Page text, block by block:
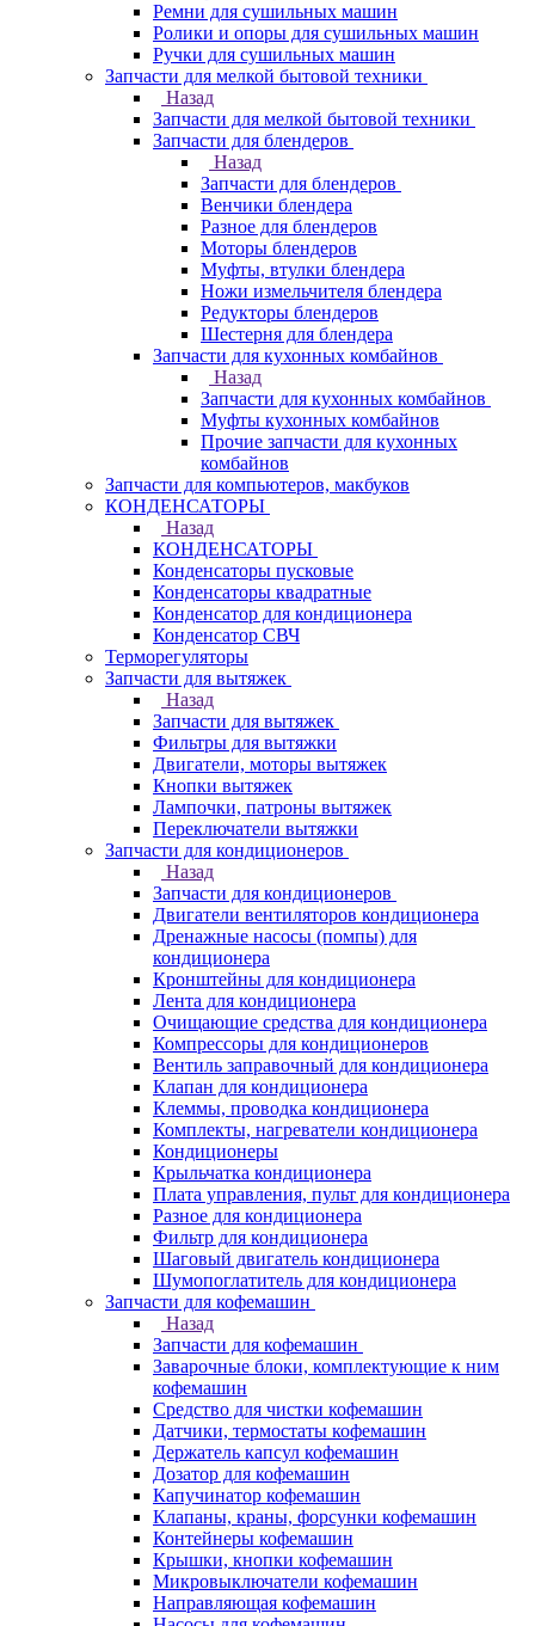
Ремни для сушильных машин
Ролики и опоры для сушильных машин
Ручки для сушильных машин
Запчасти для мелкой бытовой техники
Назад
Запчасти для мелкой бытовой техники
Запчасти для блендеров
Назад
Запчасти для блендеров
Венчики блендера
Разное для блендеров
Моторы блендеров
Муфты, втулки блендера
Ножи измельчителя блендера
Редукторы блендеров
Шестерня для блендера
Запчасти для кухонных комбайнов
Назад
Запчасти для кухонных комбайнов
Муфты кухонных комбайнов
Прочие запчасти для кухонных
комбайнов
Запчасти для компьютеров, макбуков
КОНДЕНСАТОРЫ
Назад
КОНДЕНСАТОРЫ
Конденсаторы пусковые
Конденсаторы квадратные
Конденсатор для кондиционера
Конденсатор СВЧ
Терморегуляторы
Запчасти для вытяжек
Назад
Запчасти для вытяжек
Фильтры для вытяжки
Двигатели, моторы вытяжек
Кнопки вытяжек
Лампочки, патроны вытяжек
Переключатели вытяжки
Запчасти для кондиционеров
Назад
Запчасти для кондиционеров
Двигатели вентиляторов кондиционера
Дренажные насосы (помпы) для
кондиционера
Кронштейны для кондиционера
Лента для кондиционера
Очищающие средства для кондиционера
Компрессоры для кондиционеров
Вентиль заправочный для кондиционера
Клапан для кондиционера
Клеммы, проводка кондиционера
Комплекты, нагреватели кондиционера
Кондиционеры
Крыльчатка кондиционера
Плата управления, пульт для кондиционера
Разное для кондиционера
Фильтр для кондиционера
Шаговый двигатель кондиционера
Шумопоглатитель для кондиционера
Запчасти для кофемашин
Назад
Запчасти для кофемашин
Заварочные блоки, комплектующие к ним
кофемашин
Средство для чистки кофемашин
Датчики, термостаты кофемашин
Держатель капсул кофемашин
Дозатор для кофемашин
Капучинатор кофемашин
Клапаны, краны, форсунки кофемашин
Контейнеры кофемашин
Крышки, кнопки кофемашин
Микровыключатели кофемашин
Направляющая кофемашин